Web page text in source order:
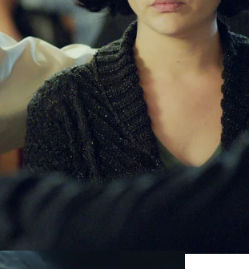
Whatsapp
Facebook
sufriendo
ha sido bastante
biológica. Melek
está sufriendo porque